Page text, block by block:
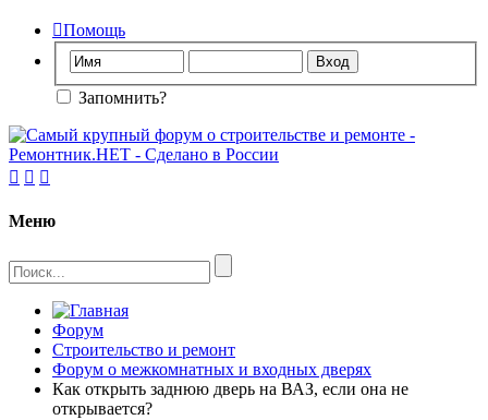
Помощь
Запомнить?
  
Меню
Форум
Строительство и ремонт
Форум о межкомнатных и входных дверях
Как открыть заднюю дверь на ВАЗ, если она не
открывается?